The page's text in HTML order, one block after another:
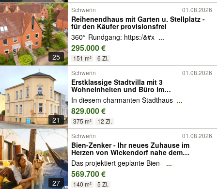
25
Schwerin 01.08.2026
Reihenendhaus mit Garten u. Stellplatz -
für den Käufer provisionsfrei
360°-Rundgang: https:/&#x ...
295.000 €
151 m² 6 Zi.
21
Schwerin 01.08.2026
Erstklassige Stadtvilla mit 3
Wohneinheiten und Büro im
Musikerviertel zu kaufen!
In diesem charmanten Stadthaus ...
829.000 €
375 m² 12 Zi.
27
Schwerin 01.08.2026
Bien-Zenker - Ihr neues Zuhause im
Herzen von Wickendorf nahe dem
Schweriner See
Das projektiert geplante Bien- ...
569.700 €
140 m² 5 Zi.